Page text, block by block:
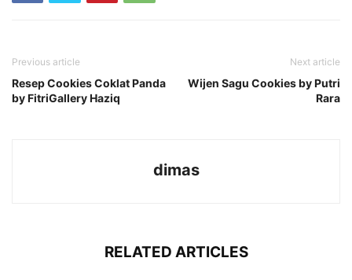
Previous article
Resep Cookies Coklat Panda
by FitriGallery Haziq
Next article
Wijen Sagu Cookies by Putri
Rara
dimas
RELATED ARTICLES